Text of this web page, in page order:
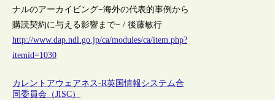
ナルのアーカイビング−海外の代表的事例から
購読契約に与える影響まで− / 後藤敏行
http://www.dap.ndl.go.jp/ca/modules/ca/item.php?
itemid=1030
カレントアウェアネス-R英国情報システム合
同委員会（JISC）